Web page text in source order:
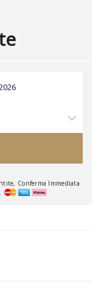
Conferma Immediata